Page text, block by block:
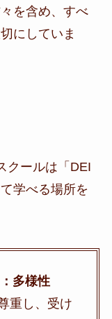
を含め、すべ
にしていま
クールは「DEI
学べる場所を
多様性
重し、受け